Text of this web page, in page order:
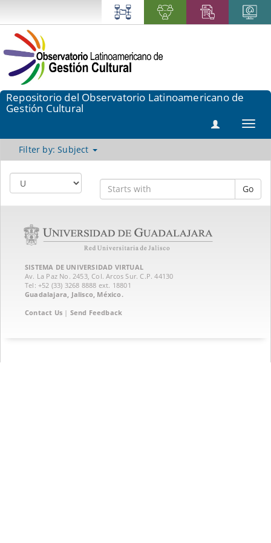
Repositorio del Observatorio Latinoamericano de
Gestión Cultural
Filter by: Subject
Go
SISTEMA DE UNIVERSIDAD VIRTUAL
Av. La Paz No. 2453, Col. Arcos Sur. C.P. 44130
Tel: +52 (33) 3268 8888‏ ext. 18801
Guadalajara, Jalisco, México.
Contact Us | Send Feedback